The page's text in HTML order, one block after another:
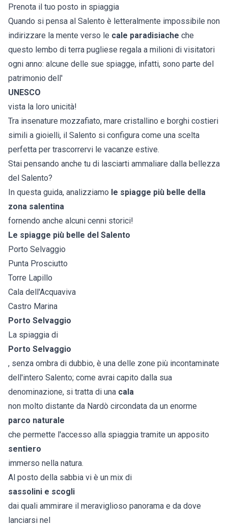
Prenota il tuo posto in spiaggia
Quando si pensa al Salento è letteralmente impossibile non
indirizzare la mente verso le cale paradisiache che
questo lembo di terra pugliese regala a milioni di visitatori
ogni anno: alcune delle sue spiagge, infatti, sono parte del
patrimonio dell'
UNESCO
vista la loro unicità!
Tra insenature mozzafiato, mare cristallino e borghi costieri
simili a gioielli, il Salento si configura come una scelta
perfetta per trascorrervi le vacanze estive.
Stai pensando anche tu di lasciarti ammaliare dalla bellezza
del Salento?
In questa guida, analizziamo le spiagge più belle della
zona salentina
fornendo anche alcuni cenni storici!
Le spiagge più belle del Salento
Porto Selvaggio
Punta Prosciutto
Torre Lapillo
Cala dell'Acquaviva
Castro Marina
Porto Selvaggio
La spiaggia di
Porto Selvaggio
, senza ombra di dubbio, è una delle zone più incontaminate
dell'intero Salento; come avrai capito dalla sua
denominazione, si tratta di una cala
non molto distante da Nardò circondata da un enorme
parco naturale
che permette l'accesso alla spiaggia tramite un apposito
sentiero
immerso nella natura.
Al posto della sabbia vi è un mix di
sassolini e scogli
dai quali ammirare il meraviglioso panorama e da dove
lanciarsi nel